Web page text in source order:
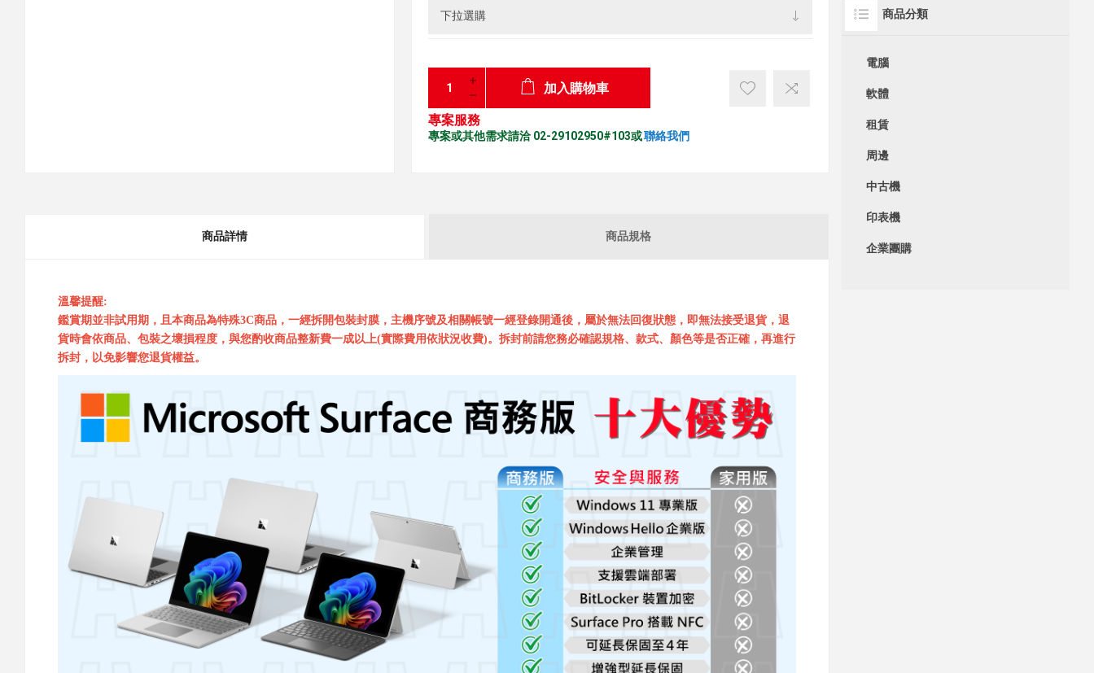
加入購物車
專案服務
專案或其他需求請洽 02-29102950#103或聯絡我們
商品詳情 商品規格
溫馨提醒:
鑑賞期並非試用期，且本商品為特殊3C商品，一經拆開包裝封膜，主機序號及相關帳號一經登錄開通後，屬於無法回復狀態，即無法接受退貨，退
貨時會依商品、包裝之壞損程度，與您酌收商品整新費一成以上(實際費用依狀況收費)。拆封前請您務必確認規格、款式、顏色等是否正確，再進行
拆封，以免影響您退貨權益。
商品分類
電腦
軟體
租賃
周邊
中古機
印表機
企業團購